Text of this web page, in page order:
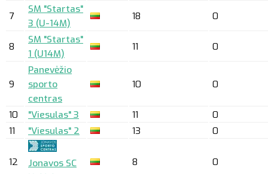
7
SM "Startas"
3 (U-14M)
18 0
8
SM "Startas"
1 (U14M)
11 0
9
Panevėžio
sporto
centras
10 0
10 "Viesulas" 3 11
0
11
"Viesulas" 2 13 0
12
Jonavos SC
8 0